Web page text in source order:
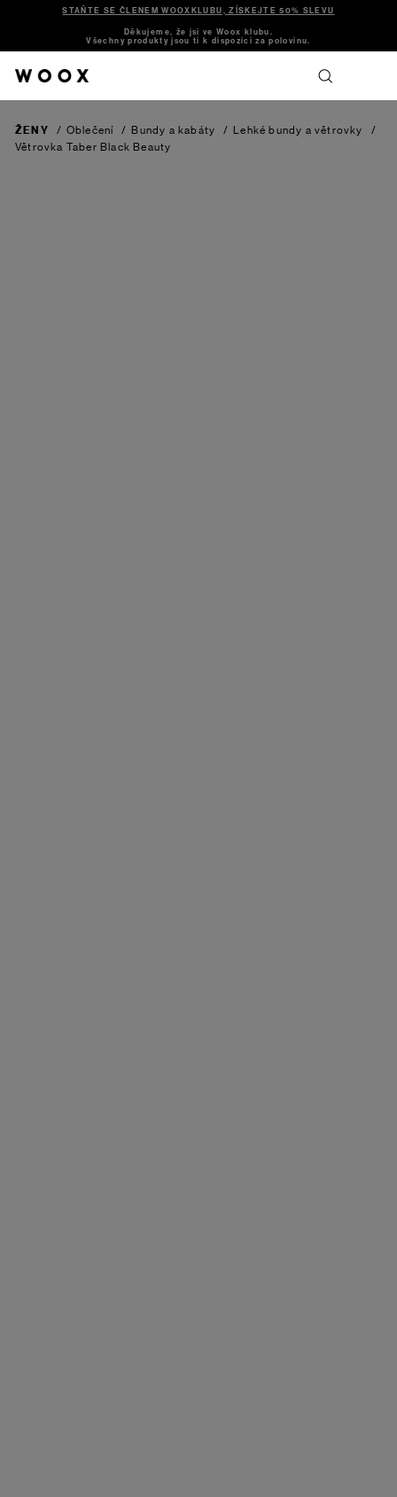
STAŇTE SE ČLENEM WOOXKLUBU, ZÍSKEJTE 50% SLEVU
Děkujeme, že jsi ve Woox klubu.
Všechny produkty jsou ti k dispozici za polovinu.
ŽENY / Oblečení / Bundy a kabáty / Lehké bundy a větrovky
/
Větrovka Taber Black Beauty